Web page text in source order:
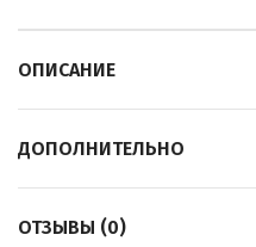
ОПИСАНИЕ
ДОПОЛНИТЕЛЬНО
ОТЗЫВЫ (0)